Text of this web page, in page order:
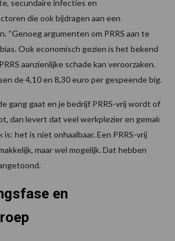
secundaire infecties en
die ook bijdragen aan een
“Genoeg argumenten om PRRS aan te
Ook economisch gezien is het bekend
aanzienlijke schade kan veroorzaken.
de 4,10 en 8,30 euro per gespeende big.
gang gaat en je bedrijf PRRS-vrij wordt of
dan levert dat veel werkplezier en gemak
is: het is niet onhaalbaar. Een PRRS-vrij
maar wel mogelijk. Dat hebben
en